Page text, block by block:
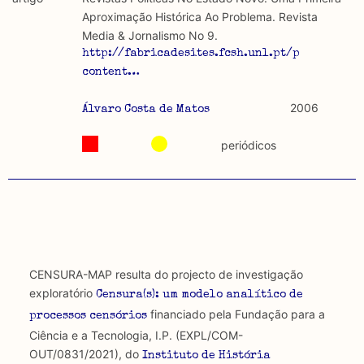
académicos.
Limitações
A lista procura incluir as publicações mais relevantes
a algumas das publicações que aqui se encontram
discurso e uso da liberdade de expressão. Trata-se de
uma censura que é omnipresente, dado que é
constitutiva do próprio acto de fala.
Regulatória e Constitutiva : são combinadas ambas
Tipo investigação realizada
Os resultados obtidos podem ser exportados em formato
.csv para importação em programas de folha de cálculo
Aproximação Histórica Ao Problema. Revista
Media & Jornalismo No 9.
http://fabricadesites.fcsh.unl.pt/
content…
Álvaro Costa de Matos 2006
periódicos
CENSURA-MAP resulta do projecto de investigação
exploratório Censura(s): um modelo analítico de
processos censóriosfinanciado pela Fundação para a
Ciência e a Tecnologia, I.P. (EXPL/COM-
OUT/0831/2021), do Instituto de História